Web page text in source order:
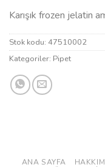
Karışık frozen jelatin
Stok kodu: 47510002
Kategoriler: Pipet
ANA SAYFA